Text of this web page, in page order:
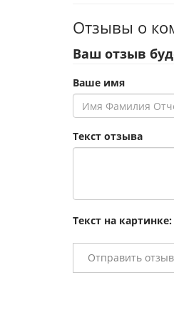
Отзывы о
Ваш отзыв
Ваше имя
Текст отзыва
Текст на картинке:
Отправить отзыв